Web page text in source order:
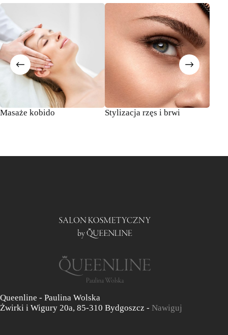
Masaże kobido Stylizacja rzęs i brwi
Queenline - Paulina Wolska
Żwirki i Wigury 20a, 85-310 Bydgoszcz - Nawiguj